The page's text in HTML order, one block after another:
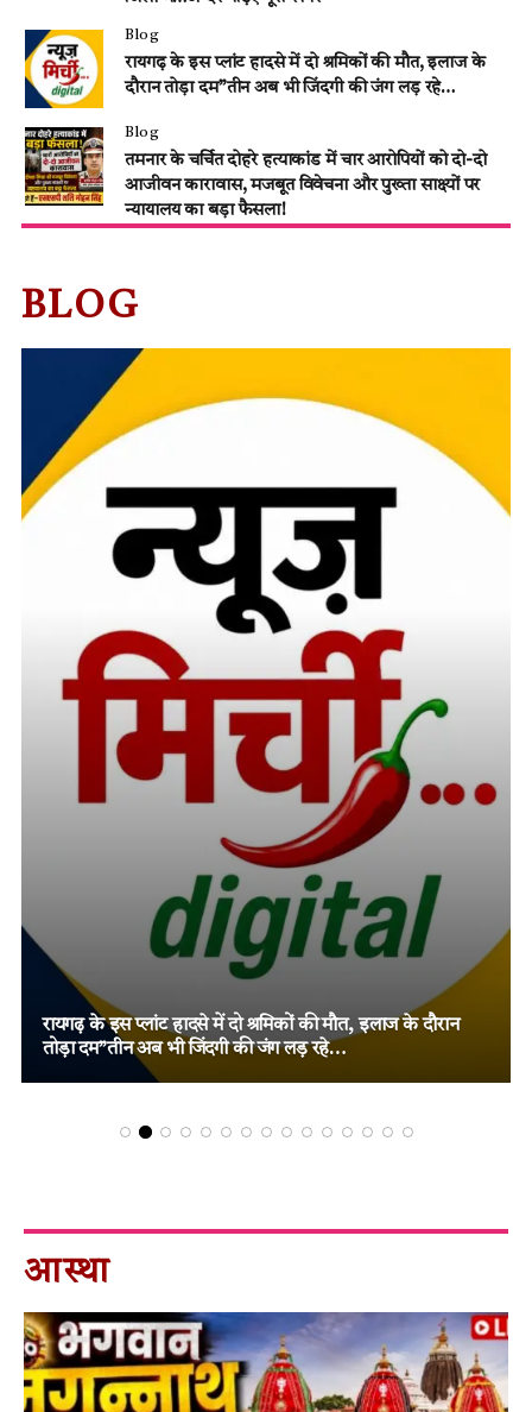
Blog
रायगढ़ के इस प्लांट हादसे में दो श्रमिकों की मौत, इलाज के
दौरान तोड़ा दम”तीन अब भी जिंदगी की जंग लड़ रहे…
Blog
तमनार के चर्चित दोहरे हत्याकांड में चार आरोपियों को दो-दो
आजीवन कारावास, मजबूत विवेचना और पुख्ता साक्ष्यों पर
न्यायालय का बड़ा फैसला!
BLOG
तमनार के चर्चित दोहरे हत्याकांड में चार आरोपियों को दो-दो आजीवन
कारावास, मजबूत विवेचना और पुख्ता साक्ष्यों पर न्यायालय का बड़ा
फैसला!
आस्था